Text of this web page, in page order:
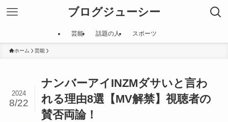
ブログジューシー
芸能 話題の人 スポーツ
ホーム 芸能
ナンバーアイINZMダサいと言わ
れる理由8選【MV解禁】視聴者の
賛否両論！
2024
8/22